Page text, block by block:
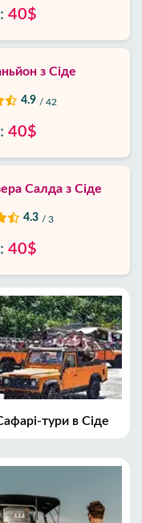
40$
з Сіде
4.9 / 42
40$
Салда з Сіде
4.3 / 3
40$
тури в Сіде